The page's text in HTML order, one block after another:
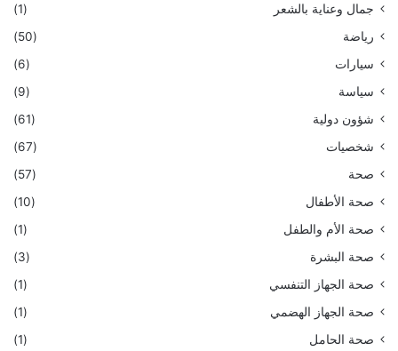
جمال وعناية بالشعر
(1)
رياضة
(50)
سيارات
(6)
سياسة
(9)
شؤون دولية
(61)
شخصيات
(67)
صحة
(57)
صحة الأطفال
(10)
صحة الأم والطفل
(1)
صحة البشرة
(3)
صحة الجهاز التنفسي
(1)
صحة الجهاز الهضمي
(1)
صحة الحامل
(1)